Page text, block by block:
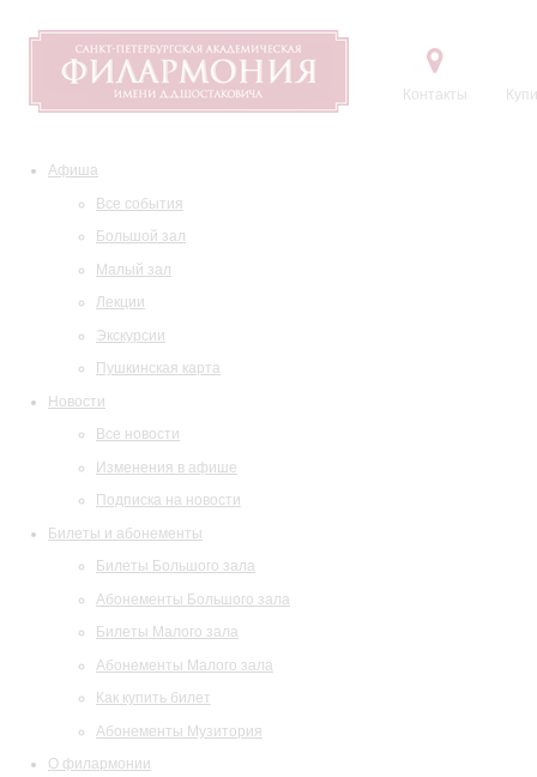
Контакты
Афиша
Все события
Большой зал
Малый зал
Лекции
Экскурсии
Пушкинская карта
Новости
Все новости
Изменения в афише
Подписка на новости
Билеты и абонементы
Билеты Большого зала
Абонементы Большого зала
Билеты Малого зала
Абонементы Малого зала
Как купить билет
Абонементы Музитория
О филармонии